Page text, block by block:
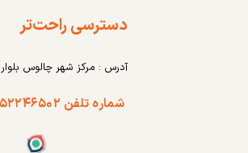
دسترسی راحت‌تر
آدرس : مرکز شهر چالوس
شماره تلفن ۰۱۱۵۲۲۴۶۵۰۲